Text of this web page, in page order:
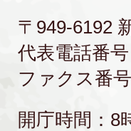
〒949-6192
代表電話番号
ファクス番号
開庁時間：8